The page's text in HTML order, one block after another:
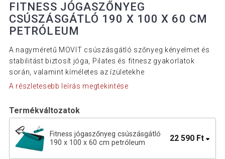
FITNESS JÓGASZŐNYEG
CSÚSZÁSGÁTLÓ 190 X 100 X 60 CM
PETRÓLEUM
A nagyméretű MOVIT csúszásgátló szőnyeg kényelmet és
stabilitást biztosít jóga, Pilates és fitnesz gyakorlatok
során, valamint kíméletes az ízületekhe
A részletesebb leírás megtekintése
Termékváltozatok
Fitness jógaszőnyeg csúszásgátló
190 x 100 x 60 cm petróleum
22 590 Ft